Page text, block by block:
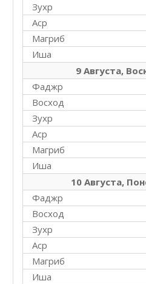
Зухр
Аср
Магриб
Иша
9 Августа,
Фаджр
Восход
Зухр
Аср
Магриб
Иша
10 Августа,
Фаджр
Восход
Зухр
Аср
Магриб
Иша